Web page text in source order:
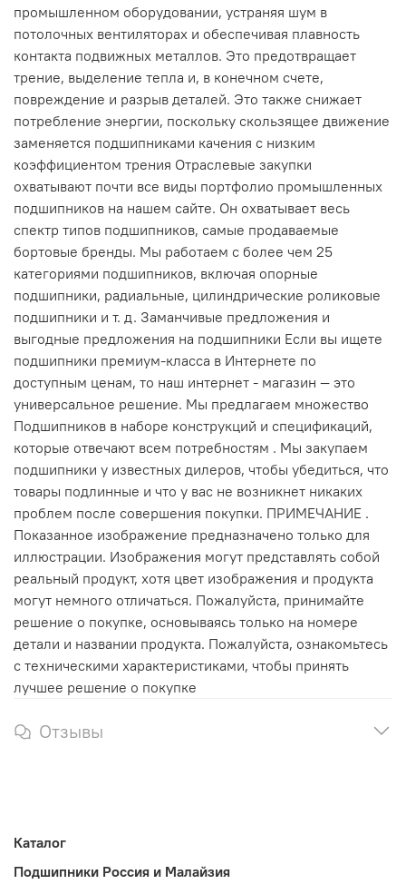
промышленном оборудовании, устраняя шум в
потолочных вентиляторах и обеспечивая плавность
контакта подвижных металлов. Это предотвращает
трение, выделение тепла и, в конечном счете,
повреждение и разрыв деталей. Это также снижает
потребление энергии, поскольку скользящее движение
заменяется подшипниками качения с низким
коэффициентом трения Отраслевые закупки
охватывают почти все виды портфолио промышленных
подшипников на нашем сайте. Он охватывает весь
спектр типов подшипников, самые продаваемые
бортовые бренды. Мы работаем с более чем 25
категориями подшипников, включая опорные
подшипники, радиальные, цилиндрические роликовые
подшипники и т. д. Заманчивые предложения и
выгодные предложения на подшипники Если вы ищете
подшипники премиум-класса в Интернете по
доступным ценам, то наш интернет - магазин — это
универсальное решение. Мы предлагаем множество
Подшипников в наборе конструкций и спецификаций,
которые отвечают всем потребностям . Мы закупаем
подшипники у известных дилеров, чтобы убедиться, что
товары подлинные и что у вас не возникнет никаких
проблем после совершения покупки. ПРИМЕЧАНИЕ .
Показанное изображение предназначено только для
иллюстрации. Изображения могут представлять собой
реальный продукт, хотя цвет изображения и продукта
могут немного отличаться. Пожалуйста, принимайте
решение о покупке, основываясь только на номере
детали и названии продукта. Пожалуйста, ознакомьтесь
с техническими характеристиками, чтобы принять
лучшее решение о покупке
Отзывы
Каталог
Подшипники Россия и Малайзия